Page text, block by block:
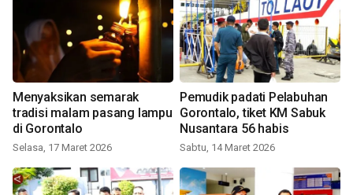
Menyaksikan semarak
tradisi malam pasang lampu
di Gorontalo
Selasa, 17 Maret 2026
Pemudik padati Pelabuhan
Gorontalo, tiket KM Sabuk
Nusantara 56 habis
Sabtu, 14 Maret 2026